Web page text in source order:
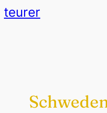
teurer